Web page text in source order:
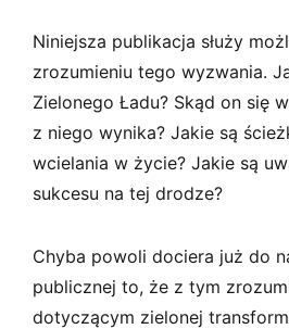
Niniejsza publikacja służy
zrozumieniu tego wyzwania.
Zielonego Ładu? Skąd on się
z niego wynika? Jakie są
wcielania w życie? Jakie są
sukcesu na tej drodze?
Chyba powoli dociera już do
publicznej to, że z tym
dotyczącym zielonej